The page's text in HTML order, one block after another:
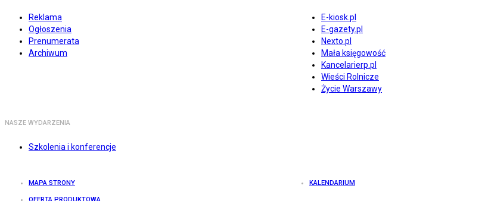
Reklama
Ogłoszenia
Prenumerata
Archiwum
E-kiosk.pl
E-gazety.pl
Nexto.pl
Mała księgowość
Kancelarierp.pl
Wieści Rolnicze
Życie Warszawy
NASZE WYDARZENIA
Szkolenia i konferencje
MAPA STRONY KALENDARIUM